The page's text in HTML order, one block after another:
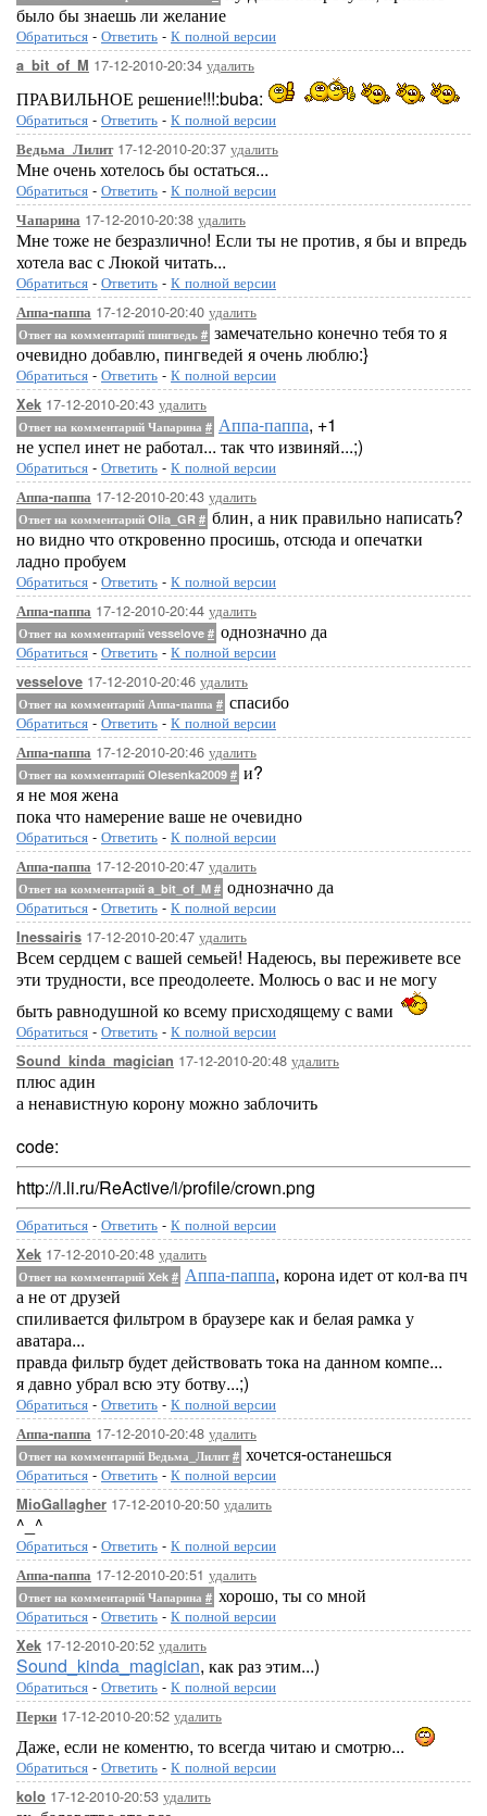
было бы знаешь ли желание
Обратиться - Ответить - К полной версии
a_bit_of_M 17-12-2010-20:34 удалить
ПРАВИЛЬНОЕ решение!!!:buba:
Обратиться - Ответить - К полной версии
Ведьма_Лилит17-12-2010-20:37 удалить
Мне очень хотелось бы остаться...
Обратиться - Ответить - К полной версии
Чапарина 17-12-2010-20:38 удалить
Мне тоже не безразлично! Если ты не против, я бы и впредь
хотела вас с Люкой читать...
Обратиться - Ответить - К полной версии
Аппа-паппа 17-12-2010-20:40 удалить
Ответ на комментарий пингведь # замечательно конечно тебя то я
очевидно добавлю, пингведей я очень люблю:}
Обратиться - Ответить - К полной версии
Xek 17-12-2010-20:43 удалить
Ответ на комментарий Чапарина # Аппа-паппа, +1
не успел инет не работал... так что извиняй...;)
Обратиться - Ответить - К полной версии
Аппа-паппа 17-12-2010-20:43 удалить
Ответ на комментарий Olia_GR # блин, а ник правильно написать?
но видно что откровенно просишь, отсюда и опечатки
ладно пробуем
Обратиться - Ответить - К полной версии
Аппа-паппа 17-12-2010-20:44 удалить
Ответ на комментарий vesselove # однозначно да
Обратиться - Ответить - К полной версии
vesselove 17-12-2010-20:46 удалить
Ответ на комментарий Аппа-паппа # спасибо
Обратиться - Ответить - К полной версии
Аппа-паппа 17-12-2010-20:46 удалить
Ответ на комментарий Olesenka2009 # и?
я не моя жена
пока что намерение ваше не очевидно
Обратиться - Ответить - К полной версии
Аппа-паппа 17-12-2010-20:47 удалить
Ответ на комментарий a_bit_of_M # однозначно да
Обратиться - Ответить - К полной версии
Inessairis 17-12-2010-20:47 удалить
Всем сердцем с вашей семьей! Надеюсь, вы переживете все
эти трудности, все преодолеете. Молюсь о вас и не могу
быть равнодушной ко всему присходящему с вами
Обратиться - Ответить - К полной версии
Sound_kinda_magician 17-12-2010-20:48 удалить
плюс адин
а ненавистную корону можно заблочить
code:
http://i.li.ru/ReActive/i/profile/crown.png
Обратиться - Ответить - К полной версии
Xek 17-12-2010-20:48 удалить
Ответ на комментарий Xek # Аппа-паппа, корона идет от кол-ва пч
а не от друзей
спиливается фильтром в браузере как и белая рамка у
аватара...
правда фильтр будет действовать тока на данном компе...
я давно убрал всю эту ботву...;)
Обратиться - Ответить - К полной версии
Аппа-паппа 17-12-2010-20:48 удалить
Ответ на комментарий Ведьма_Лилит# хочется-останешься
Обратиться - Ответить - К полной версии
MioGallagher 17-12-2010-20:50 удалить
^_^
Обратиться - Ответить - К полной версии
Аппа-паппа 17-12-2010-20:51 удалить
Ответ на комментарий Чапарина # хорошо, ты со мной
Обратиться - Ответить - К полной версии
Xek 17-12-2010-20:52 удалить
Sound_kinda_magician, как раз этим...)
Обратиться - Ответить - К полной версии
Перки 17-12-2010-20:52 удалить
Даже, если не коментю, то всегда читаю и смотрю...
Обратиться - Ответить - К полной версии
kolo 17-12-2010-20:53 удалить